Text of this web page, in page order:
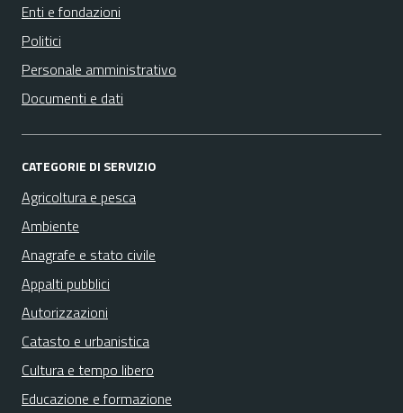
Enti e fondazioni
Politici
Personale amministrativo
Documenti e dati
CATEGORIE DI SERVIZIO
Agricoltura e pesca
Ambiente
Anagrafe e stato civile
Appalti pubblici
Autorizzazioni
Catasto e urbanistica
Cultura e tempo libero
Educazione e formazione